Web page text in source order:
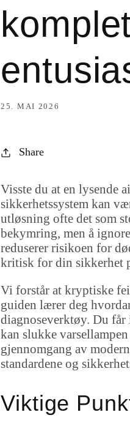
25. MAI 2026
Share
Visste du at en lysende
sikkerhetssystem kan
utløsning ofte det som
bekymring, men å
reduserer risikoen for
kritisk for din sikkerhet
Vi forstår at kryptiske
guiden lærer deg
diagnoseverktøy. Du
kan slukke
gjennomgang av
standardene og
Viktige